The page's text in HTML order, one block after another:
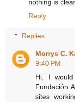
nothing is
Reply
Replies
Morrys C.
9:40 PM
Hi, I
Fundación
sites